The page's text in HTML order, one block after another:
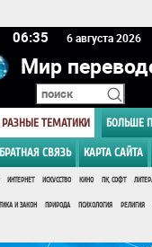
06 35 6 августа 2026
Мир
ТЕМАТИКИ БОЛЬШЕ
СВЯЗЬ КАРТА САЙТА
ИНТЕРНЕТ ИСКУССТВО КИНО ПК, СОФТ
И ЗАКОН ПРИРОДА ПСИХОЛОГИЯ РЕЛИГИЯ